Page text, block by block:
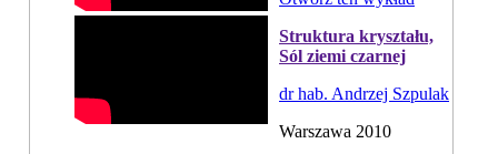
Struktura kryształu,
Sól ziemi czarnej
dr hab. Andrzej Szpulak
Warszawa 2010